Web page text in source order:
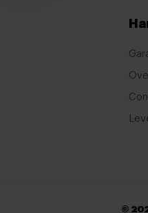
©